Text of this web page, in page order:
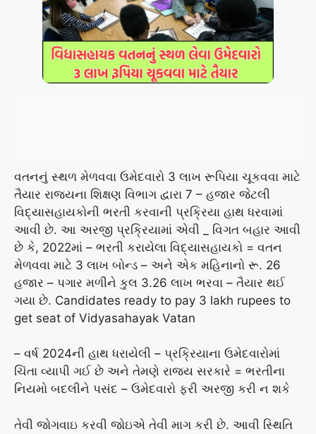
વતનનું સ્થળ મેળવવા ઉમેદવારો 3 લાખ રૂપિયા ચૂકવવા માટે
તૈયાર રાજ્યના શિક્ષણ વિભાગ દ્વારા 7 – હજાર જેટલી
વિદ્યાસહાયકોની ભરતી કરવાની પ્રક્રિયા હાથ ધરવામાં
આવી છે. આ અરજી પ્રક્રિયામાં એવી _ વિગત બહાર આવી
છે કે, 2022માં – ભરતી કરાયેલા વિદ્યાસહાયકો = વતન
મેળવવા માટે 3 લાખ બોન્ડ – અને એક મહિનાનો રૂ. 26
હજાર – પગાર મળીને કુલ 3.26 લાખ ભરવા – તૈયાર થઈ
ગયા છે. Candidates ready to pay 3 lakh rupees to
get seat of Vidyasahayak Vatan
– વર્ષ 2024ની હાથ ધરાયેલી – પ્રક્રિયાના ઉમેદવારોમાં
ચિંતા વ્યાપી ગઈ છે અને તેમણે રાજ્ય સરકારે = ભરતીના
નિયમો બદલીને પસંદ – ઉમેદવારો ફરી અરજી કરી ન શકે
તેવી જોગવાઇ કરવી જોઇએ તેવી માગ કરી છે. આવી સ્થિતિ